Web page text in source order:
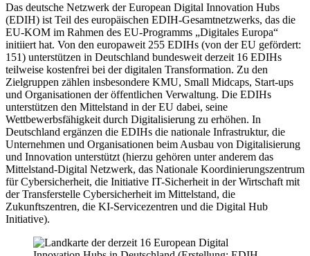
Das deutsche Netzwerk der European Digital Innovation Hubs
(EDIH) ist Teil des europäischen EDIH-Gesamtnetzwerks, das die
EU-KOM im Rahmen des EU-Programms „Digitales Europa“
initiiert hat. Von den europaweit 255 EDIHs (von der EU gefördert:
151) unterstützen in Deutschland bundesweit derzeit 16 EDIHs
teilweise kostenfrei bei der digitalen Transformation. Zu den
Zielgruppen zählen insbesondere KMU, Small Midcaps, Start-ups
und Organisationen der öffentlichen Verwaltung. Die EDIHs
unterstützen den Mittelstand in der EU dabei, seine
Wettbewerbsfähigkeit durch Digitalisierung zu erhöhen. In
Deutschland ergänzen die EDIHs die nationale Infrastruktur, die
Unternehmen und Organisationen beim Ausbau von Digitalisierung
und Innovation unterstützt (hierzu gehören unter anderem das
Mittelstand-Digital Netzwerk, das Nationale Koordinierungszentrum
für Cybersicherheit, die Initiative IT-Sicherheit in der Wirtschaft mit
der Transferstelle Cybersicherheit im Mittelstand, die
Zukunftszentren, die KI-Servicezentren und die Digital Hub
Initiative).